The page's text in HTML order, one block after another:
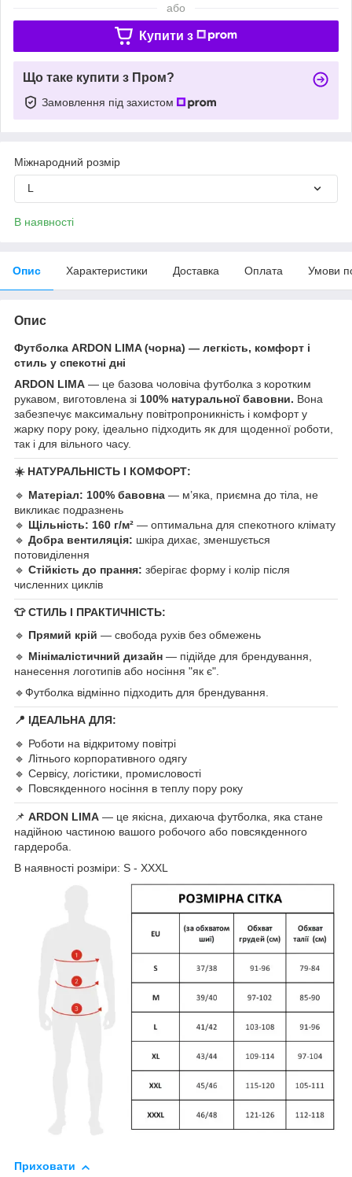
або
Купити з
Що таке купити з Пром?
Замовлення під захистом
Міжнародний розмір
L
В наявності
Опис Характеристики Доставка Оплата Умови
Опис
Футболка ARDON LIMA (чорна) — легкість, комфорт і
стиль у спекотні дні
ARDON LIMA — це базова чоловіча футболка з коротким
рукавом, виготовлена зі 100% натуральної бавовни. Вона
забезпечує максимальну повітропроникність і комфорт у
жарку пору року, ідеально підходить як для щоденної роботи,
так і для вільного часу.
☀️ НАТУРАЛЬНІСТЬ І КОМФОРТ:
🔹 Матеріал: 100% бавовна — м’яка, приємна до тіла, не
викликає подразнень
🔹 Щільність: 160 г/м² — оптимальна для спекотного клімату
🔹 Добра вентиляція: шкіра дихає, зменшується
потовиділення
🔹 Стійкість до прання: зберігає форму і колір після
численних циклів
👕СТИЛЬ І ПРАКТИЧНІСТЬ:
🔹 Прямий крій — свобода рухів без обмежень
🔹 Мінімалістичний дизайн — підійде для брендування,
нанесення логотипів або носіння "як є".
🔹Футболка відмінно підходить для брендування.
📍 ІДЕАЛЬНА ДЛЯ:
🔹 Роботи на відкритому повітрі
🔹 Літнього корпоративного одягу
🔹 Сервісу, логістики, промисловості
🔹 Повсякденного носіння в теплу пору року
📌 ARDON LIMA — це якісна, дихаюча футболка, яка стане
надійною частиною вашого робочого або повсякденного
гардероба.
В наявності розміри: S - XXXL
Приховати